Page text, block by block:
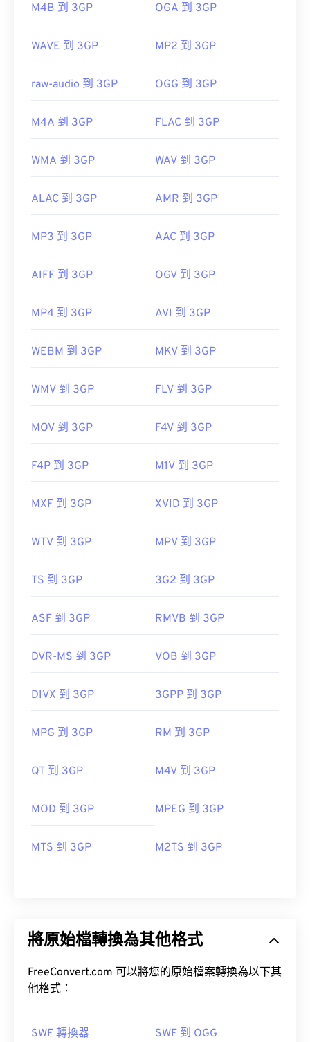
由以下機構開發：
第三代合作夥伴計畫 (3GPP)
https://en.wikipedia.org/wiki/3GP_and_3G2
M4B 到 3GP OGA 到 3GP
WAVE 到 3GP MP2 到 3GP
raw-audio 到 3GP OGG 到 3GP
M4A 到 3GP FLAC 到 3GP
WMA 到 3GP WAV 到 3GP
ALAC 到 3GP AMR 到 3GP
MP3 到 3GP AAC 到 3GP
AIFF 到 3GP OGV 到 3GP
MP4 到 3GP AVI 到 3GP
WEBM 到 3GP MKV 到 3GP
WMV 到 3GP FLV 到 3GP
MOV 到 3GP F4V 到 3GP
F4P 到 3GP M1V 到 3GP
MXF 到 3GP XVID 到 3GP
WTV 到 3GP MPV 到 3GP
TS 到 3GP 3G2 到 3GP
ASF 到 3GP RMVB 到 3GP
DVR-MS 到 3GP VOB 到 3GP
DIVX 到 3GP 3GPP 到 3GP
MPG 到 3GP RM 到 3GP
QT 到 3GP M4V 到 3GP
MOD 到 3GP MPEG 到 3GP
MTS 到 3GP M2TS 到 3GP
將原始檔轉換為其他格式
FreeConvert.com 可以將您的原始檔案轉換為以下其
他格式：
SWF 轉換器 SWF 到 OGG